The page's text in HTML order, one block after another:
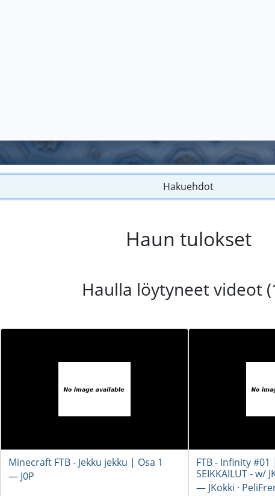
Hakuehdot
Haun tulokset
Haulla löytyneet videot
Minecraft FTB - Jekku jekku | Osa 1
― J0P
FTB - Infinity #01
SEIKKAILUT - w/
― JKokki ·